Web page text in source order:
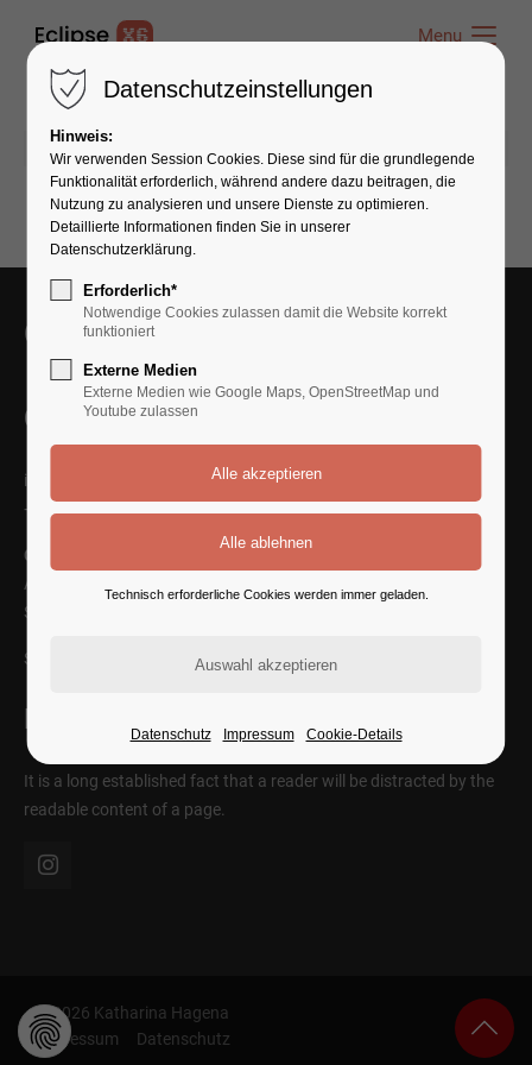
Menu
Get in Touch With Us
Contact Us
info@yourmail.com
+01 444 888 424
Cybersteel Inc.
Address: 376-293 City Road, Suite 600
San Francisco, CA 94102
SEE ON MAP
Follow Us
It is a long established fact that a reader will be distracted by the
readable content of a page.
© 2026 Katharina Hagena
Impressum
Datenschutz
Datenschutzeinstellungen
Hinweis:
Wir verwenden Session Cookies. Diese sind für die grundlegende
Funktionalität erforderlich, während andere dazu beitragen, die
Nutzung zu analysieren und unsere Dienste zu optimieren.
Detaillierte Informationen finden Sie in unserer
Datenschutzerklärung.
Erforderlich*
Notwendige Cookies zulassen damit die Website korrekt
funktioniert
Externe Medien
Externe Medien wie Google Maps, OpenStreetMap und
Youtube zulassen
Technisch erforderliche Cookies werden immer geladen.
Datenschutz Impressum Cookie-Details
Menu